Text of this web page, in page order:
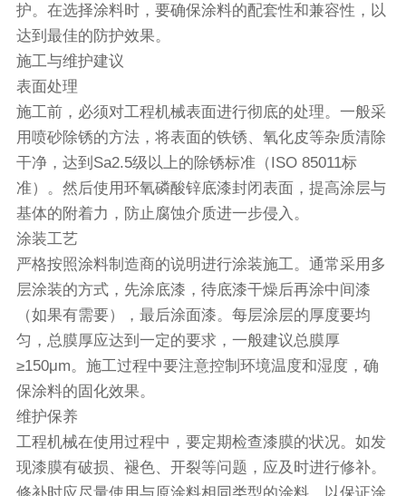
护。在选择涂料时，要确保涂料的配套性和兼容性，以
达到最佳的防护效果。
施工与维护建议
表面处理
施工前，必须对工程机械表面进行彻底的处理。一般采
用喷砂除锈的方法，将表面的铁锈、氧化皮等杂质清除
干净，达到Sa2.5级以上的除锈标准（ISO 85011标
准）。然后使用环氧磷酸锌底漆封闭表面，提高涂层与
基体的附着力，防止腐蚀介质进一步侵入。
涂装工艺
严格按照涂料制造商的说明进行涂装施工。通常采用多
层涂装的方式，先涂底漆，待底漆干燥后再涂中间漆
（如果有需要），最后涂面漆。每层涂层的厚度要均
匀，总膜厚应达到一定的要求，一般建议总膜厚
≥150μm。施工过程中要注意控制环境温度和湿度，确
保涂料的固化效果。
维护保养
工程机械在使用过程中，要定期检查漆膜的状况。如发
现漆膜有破损、褪色、开裂等问题，应及时进行修补。